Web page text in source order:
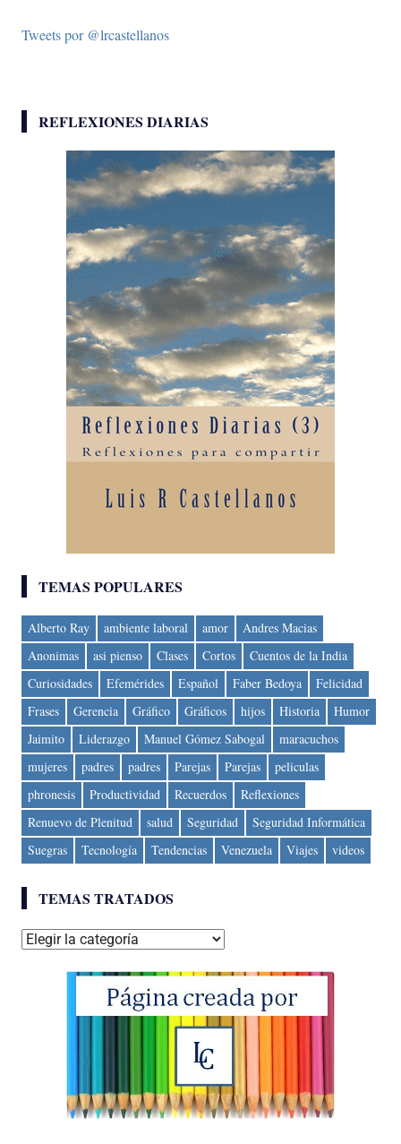
Tweets por @lrcastellanos
REFLEXIONES DIARIAS
TEMAS POPULARES
Alberto Ray ambiente laboral amor
Andres Macias
Anonimas
asi pienso Clases Cortos
Cuentos de la India
Curiosidades
Efemérides Español Faber Bedoya
Felicidad
Frases
Gerencia Gráfico Gráficos hijos Historia
Humor
Jaimito
Liderazgo Manuel Gómez Sabogal
maracuchos
mujeres
padres padres Parejas Parejas
peliculas
phronesis
Productividad Recuerdos
Reflexiones
Renuevo de Plenitud
salud Seguridad
Seguridad Informática
Suegras
Tecnología Tendencias Venezuela Viajes videos
TEMAS TRATADOS
Temas